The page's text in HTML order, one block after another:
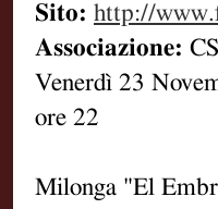
Sito: http://
Associazione:
Venerdì 23
ore 22
Milonga "El